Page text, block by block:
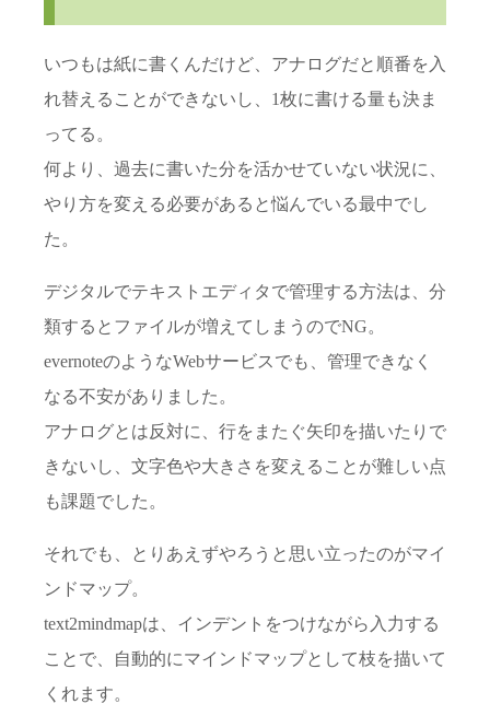
いつもは紙に書くんだけど、アナログだと順番を入
れ替えることができないし、1枚に書ける量も決ま
ってる。
何より、過去に書いた分を活かせていない状況に、
やり方を変える必要があると悩んでいる最中でし
た。
デジタルでテキストエディタで管理する方法は、分
類するとファイルが増えてしまうのでNG。
evernoteのようなWebサービスでも、管理できなく
なる不安がありました。
アナログとは反対に、行をまたぐ矢印を描いたりで
きないし、文字色や大きさを変えることが難しい点
も課題でした。
それでも、とりあえずやろうと思い立ったのがマイ
ンドマップ。
text2mindmapは、インデントをつけながら入力する
ことで、自動的にマインドマップとして枝を描いて
くれます。